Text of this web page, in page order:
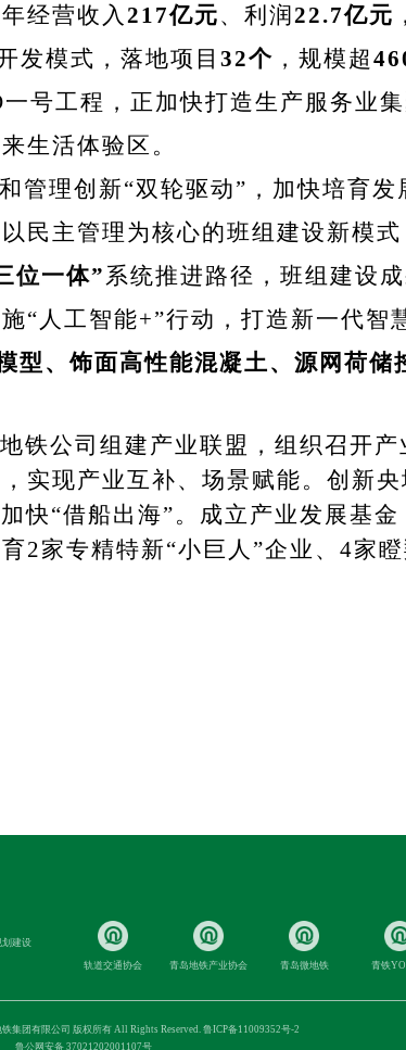
经营收入 217亿元、利润22.7亿元
发模式，落地项目 32个 ，规模超
号工程，正加快打造生产服务业
生活体验区。
管理创新“双轮驱动”，加快培育发
民主管理为核心的班组建设新模
位一体” 系统推进路径， 班组建设
“ 人工智能+”行动，打造新一代智
型、饰面高性能混凝土、源网荷储
铁公司组建产业联盟，组织召开产
实现产业互补、场景赋能。创新央
快“借船出海”。成立产业发展基金
2家专精特新“小巨人”企业、4家
划建设
轨道交通协会 青岛地铁产业协会 青岛微地铁 青铁
集团有限公司 版权所有 All Rights Reserved. 鲁ICP备11009352号-2
鲁公网安备 37021202001107号